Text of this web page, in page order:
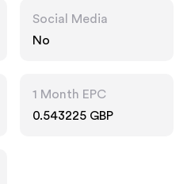
Social Media
No
1 Month EPC
0.543225 GBP